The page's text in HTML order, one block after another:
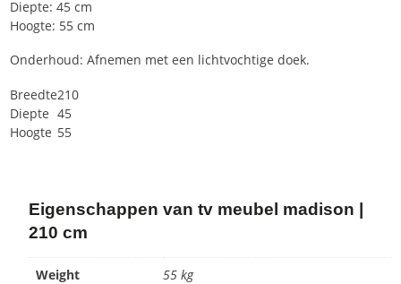
Diepte: 45 cm
Hoogte: 55 cm
Onderhoud: Afnemen met een lichtvochtige doek.
Breedte210
Diepte 45
Hoogte 55
Eigenschappen van tv meubel madison |
210 cm
Weight
55 kg